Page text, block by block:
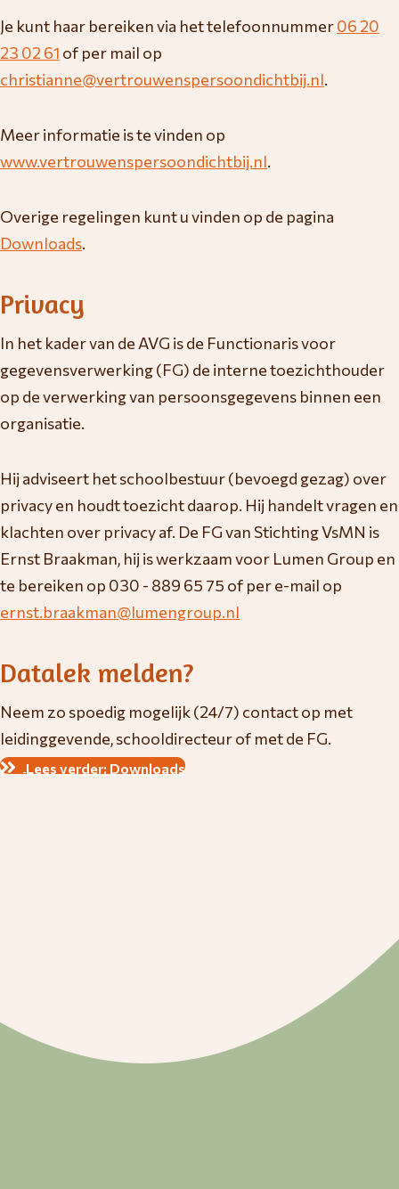
Je kunt haar bereiken via het telefoonnummer06 20
23 02 61 of per mail op
christianne@vertrouwenspersoondichtbij.nl.
Meer informatie is te vinden op
www.vertrouwenspersoondichtbij.nl.
Overige regelingen kunt u vinden op de pagina
Downloads.
Privacy
In het kader van de AVG is de Functionaris voor
gegevensverwerking (FG) de interne toezichthouder
op de verwerking van persoonsgegevens binnen een
organisatie.
Hij adviseert het schoolbestuur (bevoegd gezag) over
privacy en houdt toezicht daarop. Hij handelt vragen en
klachten over privacy af. De FG van Stichting VsMN is
Ernst Braakman, hij is werkzaam voor Lumen Group en
te bereiken op 030 - 889 65 75 of per e-mail op
ernst.braakman@lumengroup.nl
Datalek melden?
Neem zo spoedig mogelijk (24/7) contact op met
leidinggevende, schooldirecteur of met de FG.
Lees verder: Downloads